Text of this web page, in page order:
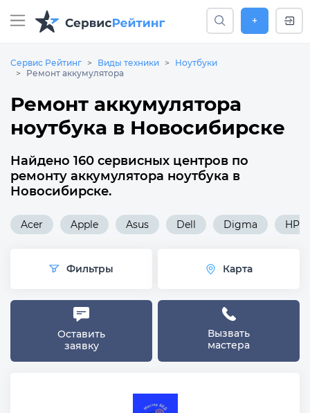
+
Сервис Рейтинг Виды техники
Ноутбуки
Ремонт аккумулятора
Ремонт аккумулятора
ноутбука в Новосибирске
Найдено 160 сервисных центров по
ремонту аккумулятора ноутбука в
Новосибирске.
Acer Apple Asus Dell Digma HP
Фильтры Карта
Оставить
заявку
Вызвать
мастера